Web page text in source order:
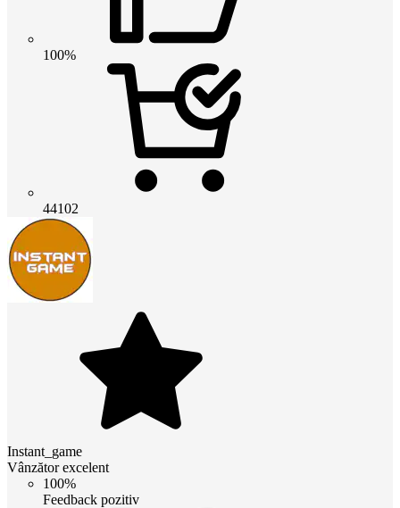
100%
44102
Instant_game
Vânzător excelent
100%
Feedback pozitiv